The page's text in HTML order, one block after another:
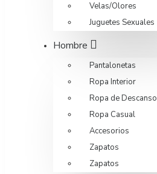
Velas/Olores
Juguetes Sexuales
Hombre
Pantalonetas
Ropa Interior
Ropa de Descanso
Ropa Casual
Accesorios
Zapatos
Zapatos